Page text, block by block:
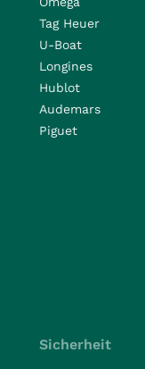
Tag Heuer
U-Boat
Longines
Hublot
Audemars
Piguet
Sicherheit